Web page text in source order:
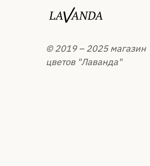
© 2019 – 2025 магазин
цветов "Лаванда"